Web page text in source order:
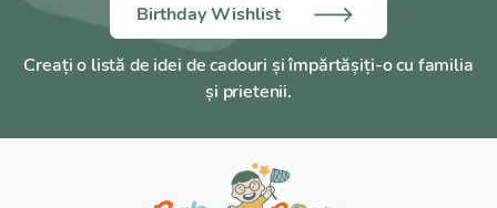
Birthday Wishlist
Creați o listă de idei de cadouri și împărtășiți-o cu familia
și prietenii.